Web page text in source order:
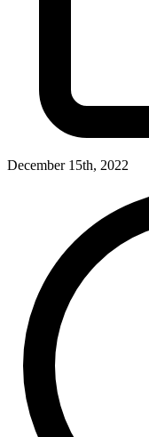
December 15th, 2022